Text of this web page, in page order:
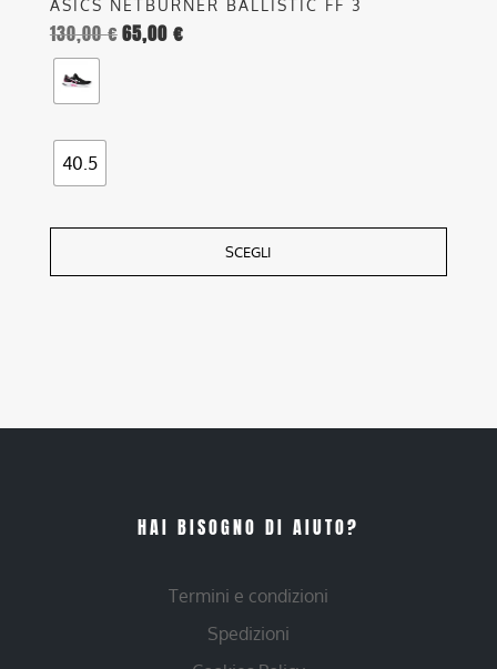
ASICS NETBURNER BALLISTIC FF 3
130,00€65,00 €
40.5
SCEGLI
HAI BISOGNO DI AIUTO?
Termini e condizioni
Spedizioni